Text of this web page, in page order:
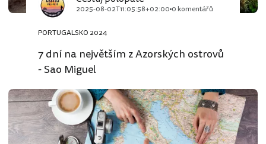
2025-08-02T11:05:58+02:00 0 komentářů
PORTUGALSKO 2024
7 dní na největším z Azorských ostrovů
- Sao Miguel